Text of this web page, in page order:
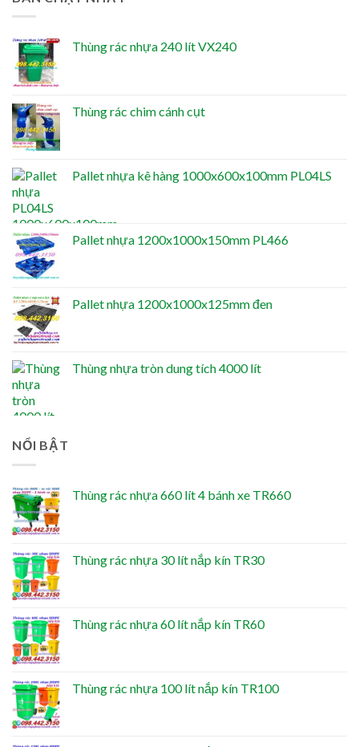
Thùng rác nhựa 240 lít VX240
Thùng rác chim cánh cụt
Pallet nhựa kê hàng 1000x600x100mm PL04LS
Pallet nhựa 1200x1000x150mm PL466
Pallet nhựa 1200x1000x125mm đen
Thùng nhựa tròn dung tích 4000 lít
NỔI BẬT
Thùng rác nhựa 660 lít 4 bánh xe TR660
Thùng rác nhựa 30 lít nắp kín TR30
Thùng rác nhựa 60 lít nắp kín TR60
Thùng rác nhựa 100 lít nắp kín TR100